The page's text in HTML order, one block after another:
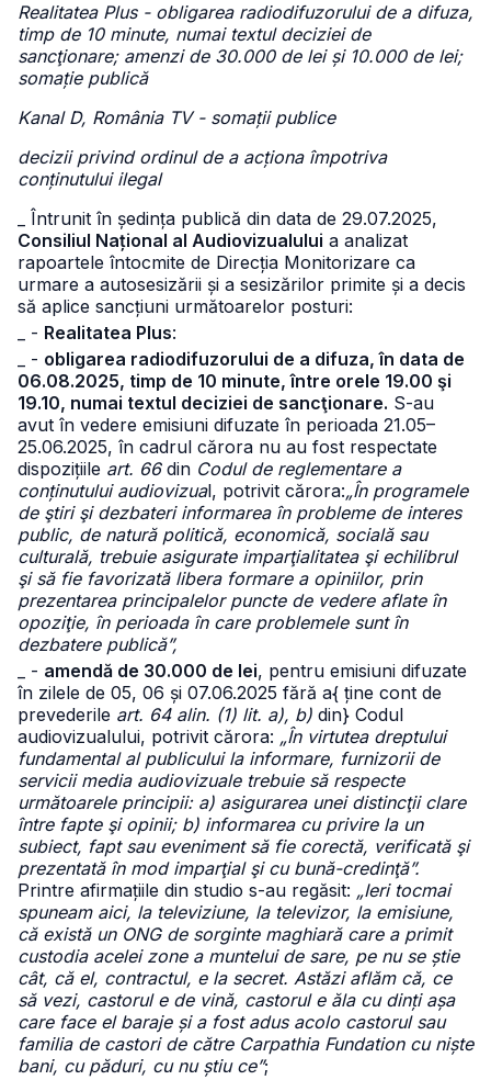
Realitatea Plus - obligarea radiodifuzorului de a difuza,
timp de 10 minute, numai textul deciziei de
sancţionare; amenzi de 30.000 de lei și 10.000 de lei;
somație publică
Kanal D, România TV - somații publice
decizii privind ordinul de a acționa împotriva
conținutului ilegal
_ Întrunit în ședința publică din data de 29.07.2025,
Consiliul Național al Audiovizualului a analizat
rapoartele întocmite de Direcția Monitorizare ca
urmare a autosesizării și a sesizărilor primite și a decis
să aplice sancțiuni următoarelor posturi:
_ - Realitatea Plus:
_ - obligarea radiodifuzorului de a difuza, în data de
06.08.2025, timp de 10 minute, între orele 19.00 şi
19.10, numai textul deciziei de sancţionare. S-au
avut în vedere emisiuni difuzate în perioada 21.05–
25.06.2025, în cadrul cărora nu au fost respectate
dispozițiile art. 66din Codul de reglementare a
conținutului audiovizual, potrivit cărora:„În programele
de ştiri şi dezbateri informarea în probleme de interes
public, de natură politică, economică, socială sau
culturală, trebuie asigurate imparţialitatea şi echilibrul
şi să fie favorizată libera formare a opiniilor, prin
prezentarea principalelor puncte de vedere aflate în
opoziţie, în perioada în care problemele sunt în
dezbatere publică”,
_ - amendă de 30.000 de lei, pentru emisiuni difuzate
în zilele de 05, 06 și 07.06.2025 fără a{ ține cont de
prevederile art. 64 alin. (1) lit. a), b) din} Codul
audiovizualului, potrivit cărora: „În virtutea dreptului
fundamental al publicului la informare, furnizorii de
servicii media audiovizuale trebuie să respecte
următoarele principii: a) asigurarea unei distincţii clare
între fapte şi opinii; b) informarea cu privire la un
subiect, fapt sau eveniment să fie corectă, verificată şi
prezentată în mod imparţial şi cu bună-credinţă”.
Printre afirmațiile din studio s-au regăsit: „Ieri tocmai
spuneam aici, la televiziune, la televizor, la emisiune,
că există un ONG de sorginte maghiară care a primit
custodia acelei zone a muntelui de sare, pe nu se știe
cât, că el, contractul, e la secret. Astăzi aflăm că, ce
să vezi, castorul e de vină, castorul e ăla cu dinți așa
care face el baraje și a fost adus acolo castorul sau
familia de castori de către Carpathia Fundation cu niște
bani, cu păduri, cu nu știu ce”;